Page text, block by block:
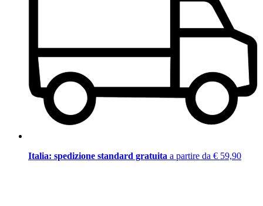
Italia: spedizione standard gratuita a partire da € 59,90